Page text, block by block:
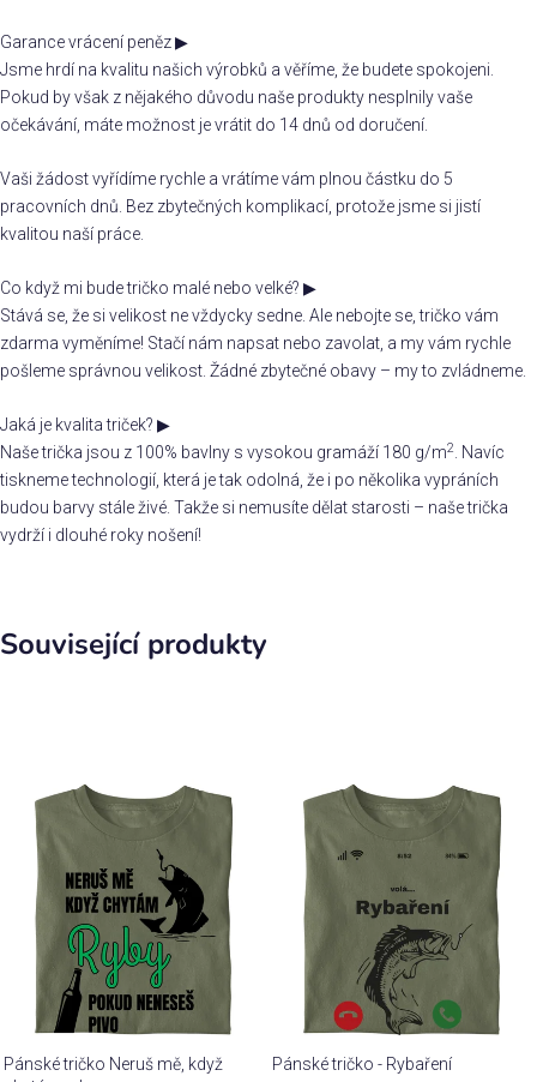
Garance vrácení peněz▶
Jsme hrdí na kvalitu našich výrobků a věříme, že budete spokojeni.
Pokud by však z nějakého důvodu naše produkty nesplnily vaše
očekávání, máte možnost je vrátit do 14 dnů od doručení.
Vaši žádost vyřídíme rychle a vrátíme vám plnou částku do 5
pracovních dnů. Bez zbytečných komplikací, protože jsme si jistí
kvalitou naší práce.
Co když mi bude tričko malé nebo velké? ▶
Stává se, že si velikost ne vždycky sedne. Ale nebojte se, tričko vám
zdarma vyměníme! Stačí nám napsat nebo zavolat, a my vám rychle
pošleme správnou velikost. Žádné zbytečné obavy – my to zvládneme.
Jaká je kvalita triček? ▶
Naše trička jsou z 100% bavlny s vysokou gramáží 180 g/m2. Navíc
tiskneme technologií, která je tak odolná, že i po několika vypráních
budou barvy stále živé. Takže si nemusíte dělat starosti – naše trička
vydrží i dlouhé roky nošení!
Související produkty
Pánské tričko Neruš mě, když
Pánské tričko - Rybaření